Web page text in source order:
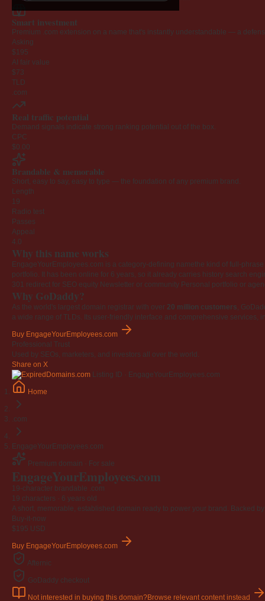
Smart investment
Premium .com extension on a name that's instantly understandable — a
Asking
$195
AI fair value
$73
TLD
.com
Real traffic potential
Demand signals indicate strong ranking potential out of the box.
CPC
$0.00
Brandable & memorable
Short, easy to say, easy to type — the foundation of any premium brand.
Length
19
Radio test
Passes
Appeal
4.0
Why this name works
EngageYourEmployees.com is a category-defining namethe kind of full-
portfolio. It has been online for 6 years, so it already carries history search
301 redirect for SEO equity Newsletter or community Personal portfolio or
Why GoDaddy?
As the world's largest domain registrar with over 20 million customers,
a wide range of TLDs. Its user-friendly interface and comprehensive
Buy EngageYourEmployees.com
Professional Trust
Used by SEOs, marketers, and investors all over the world.
Share on X
Listing ID · EngageYourEmployees.com
Home
.com
EngageYourEmployees.com
Premium domain · For sale
EngageYourEmployees.com
19-character brandable .com
19 characters · 6 years old
A short, memorable, established domain ready to power your brand. Backed
Buy-it-now
$195 USD
Buy EngageYourEmployees.com
Afternic
GoDaddy checkout
Not interested in buying this domain?Browse relevant content instead